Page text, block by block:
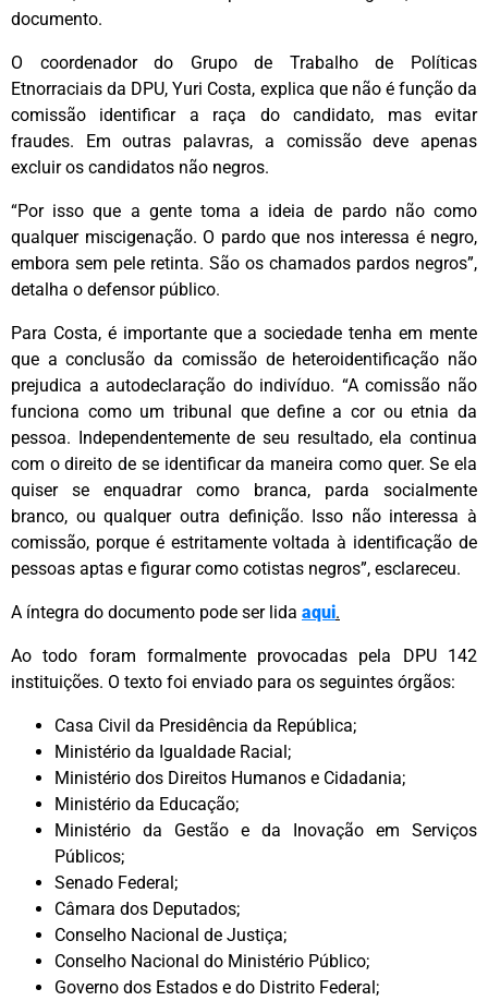
documento.
O coordenador do Grupo de Trabalho de Políticas
Etnorraciais da DPU, Yuri Costa, explica que não é função da
comissão identificar a raça do candidato, mas evitar
fraudes. Em outras palavras, a comissão deve apenas
excluir os candidatos não negros.
“Por isso que a gente toma a ideia de pardo não como
qualquer miscigenação. O pardo que nos interessa é negro,
embora sem pele retinta. São os chamados pardos negros”,
detalha o defensor público.
Para Costa, é importante que a sociedade tenha em mente
que a conclusão da comissão de heteroidentificação não
prejudica a autodeclaração do indivíduo. “A comissão não
funciona como um tribunal que define a cor ou etnia da
pessoa. Independentemente de seu resultado, ela continua
com o direito de se identificar da maneira como quer. Se ela
quiser se enquadrar como branca, parda socialmente
branco, ou qualquer outra definição. Isso não interessa à
comissão, porque é estritamente voltada à identificação de
pessoas aptas e figurar como cotistas negros”, esclareceu.
A íntegra do documento pode ser lida aqui.
Ao todo foram formalmente provocadas pela DPU 142
instituições. O texto foi enviado para os seguintes órgãos:
Casa Civil da Presidência da República;
Ministério da Igualdade Racial;
Ministério dos Direitos Humanos e Cidadania;
Ministério da Educação;
Ministério da Gestão e da Inovação em Serviços
Públicos;
Senado Federal;
Câmara dos Deputados;
Conselho Nacional de Justiça;
Conselho Nacional do Ministério Público;
Governo dos Estados e do Distrito Federal;